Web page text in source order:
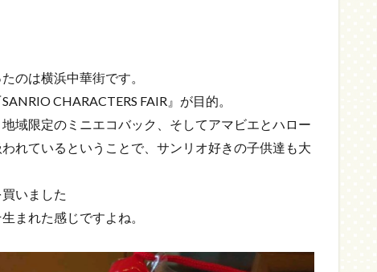
のは横浜中華街です。
CHARACTERS FAIR』が目的。
域限定のミニエコバック、そしてアマビエとハロー
れているということで、サンリオ好きの子供達も大
いました
まれた感じですよね。